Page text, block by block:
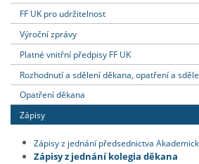
FF UK pro udržitelnost
Výroční zprávy
Platné vnitřní předpisy FF UK
Rozhodnutí a sdělení děkana, opatření a
Opatření děkana
Zápisy
Zápisy z jednání předsednictva
Zápisy z jednání kolegia děkana